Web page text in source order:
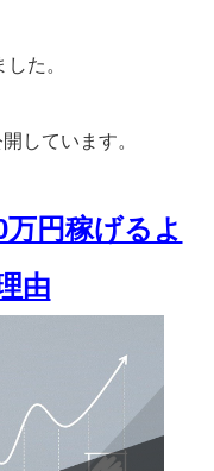
た。
しています。
円稼げるよ
由